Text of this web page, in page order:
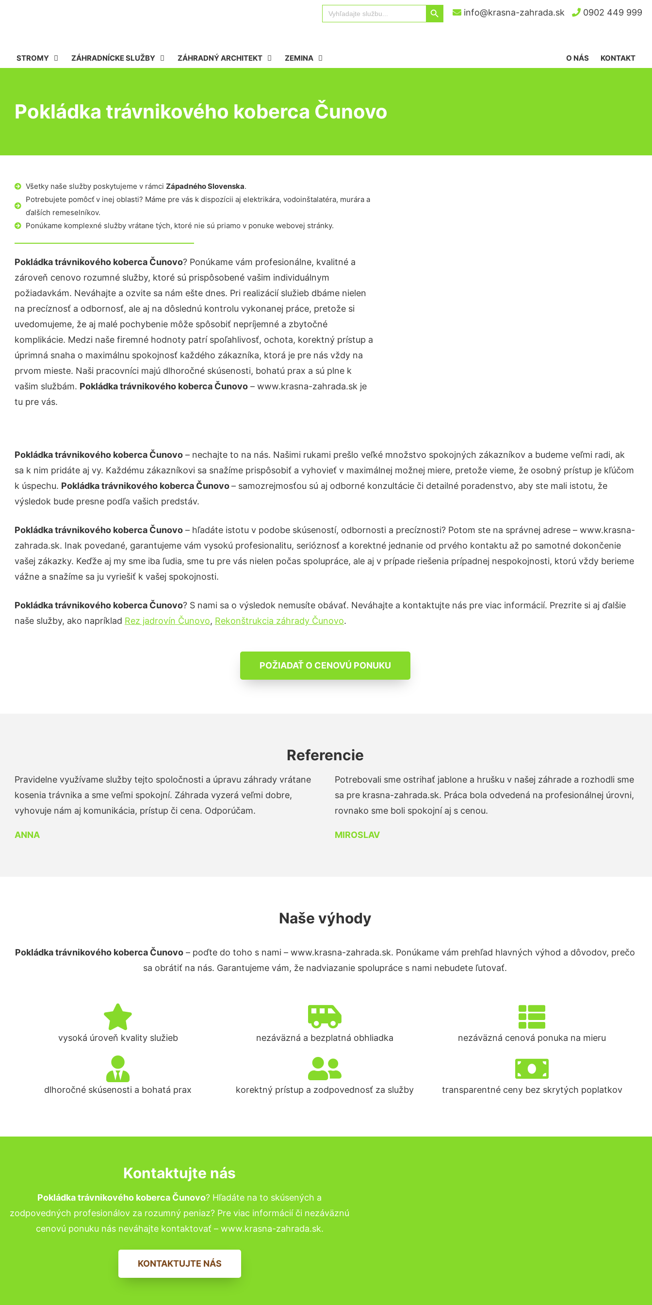
Search
for:
Search Button
info@krasna-zahrada.sk 0902 449 999
STROMY ZÁHRADNÍCKE SLUŽBY ZÁHRADNÝ ARCHITEKT ZEMINA KONTAKT
O NÁS
Pokládka trávnikového koberca Čunovo
Všetky naše služby poskytujeme v rámci Západného Slovenska.
Potrebujete pomôcť v inej oblasti? Máme pre vás k dispozícii aj elektrikára, vodoinštalatéra, murára a
ďalších remeselníkov.
Ponúkame komplexné služby vrátane tých, ktoré nie sú priamo v ponuke webovej stránky.
Pokládka trávnikového koberca Čunovo? Ponúkame vám profesionálne, kvalitné a
zároveň cenovo rozumné služby, ktoré sú prispôsobené vašim individuálnym
požiadavkám. Neváhajte a ozvite sa nám ešte dnes. Pri realizácií služieb dbáme nielen
na precíznosť a odbornosť, ale aj na dôslednú kontrolu vykonanej práce, pretože si
uvedomujeme, že aj malé pochybenie môže spôsobiť nepríjemné a zbytočné
komplikácie. Medzi naše firemné hodnoty patrí spoľahlivosť, ochota, korektný prístup a
úprimná snaha o maximálnu spokojnosť každého zákazníka, ktorá je pre nás vždy na
prvom mieste. Naši pracovníci majú dlhoročné skúsenosti, bohatú prax a sú plne k
vašim službám. Pokládka trávnikového koberca Čunovo – www.krasna-zahrada.sk je
tu pre vás.
Pokládka trávnikového koberca Čunovo – nechajte to na nás. Našimi rukami prešlo veľké množstvo spokojných zákazníkov a budeme veľmi radi, ak
sa k nim pridáte aj vy. Každému zákazníkovi sa snažíme prispôsobiť a vyhovieť v maximálnej možnej miere, pretože vieme, že osobný prístup je kľúčom
k úspechu. Pokládka trávnikového koberca Čunovo– samozrejmosťou sú aj odborné konzultácie či detailné poradenstvo, aby ste mali istotu, že
výsledok bude presne podľa vašich predstáv.
Pokládka trávnikového koberca Čunovo – hľadáte istotu v podobe skúseností, odbornosti a precíznosti? Potom ste na správnej adrese – www.krasna-
zahrada.sk. Inak povedané, garantujeme vám vysokú profesionalitu, serióznosť a korektné jednanie od prvého kontaktu až po samotné dokončenie
vašej zákazky. Keďže aj my sme iba ľudia, sme tu pre vás nielen počas spolupráce, ale aj v prípade riešenia prípadnej nespokojnosti, ktorú vždy berieme
vážne a snažíme sa ju vyriešiť k vašej spokojnosti.
Pokládka trávnikového koberca Čunovo? S nami sa o výsledok nemusíte obávať. Neváhajte a kontaktujte nás pre viac informácií. Prezrite si aj ďalšie
naše služby, ako napríklad Rez jadrovín Čunovo, Rekonštrukcia záhrady Čunovo.
POŽIADAŤ O CENOVÚ PONUKU
Referencie
Pravidelne využívame služby tejto spoločnosti a úpravu záhrady vrátane
kosenia trávnika a sme veľmi spokojní. Záhrada vyzerá veľmi dobre,
vyhovuje nám aj komunikácia, prístup či cena. Odporúčam.
ANNA
Potrebovali sme ostrihať jablone a hrušku v našej záhrade a rozhodli sme
sa pre krasna-zahrada.sk. Práca bola odvedená na profesionálnej úrovni,
rovnako sme boli spokojní aj s cenou.
MIROSLAV
Naše výhody
Pokládka trávnikového koberca Čunovo – poďte do toho s nami – www.krasna-zahrada.sk. Ponúkame vám prehľad hlavných výhod a dôvodov, prečo
sa obrátiť na nás. Garantujeme vám, že nadviazanie spolupráce s nami nebudete ľutovať.
vysoká úroveň kvality služieb nezáväzná a bezplatná obhliadka nezáväzná cenová ponuka na mieru
dlhoročné skúsenosti a bohatá prax korektný prístup a zodpovednosť za služby transparentné ceny bez skrytých poplatkov
Kontaktujte nás
Pokládka trávnikového koberca Čunovo? Hľadáte na to skúsených a
zodpovedných profesionálov za rozumný peniaz? Pre viac informácií či nezáväznú
cenovú ponuku nás neváhajte kontaktovať – www.krasna-zahrada.sk.
KONTAKTUJTE NÁS